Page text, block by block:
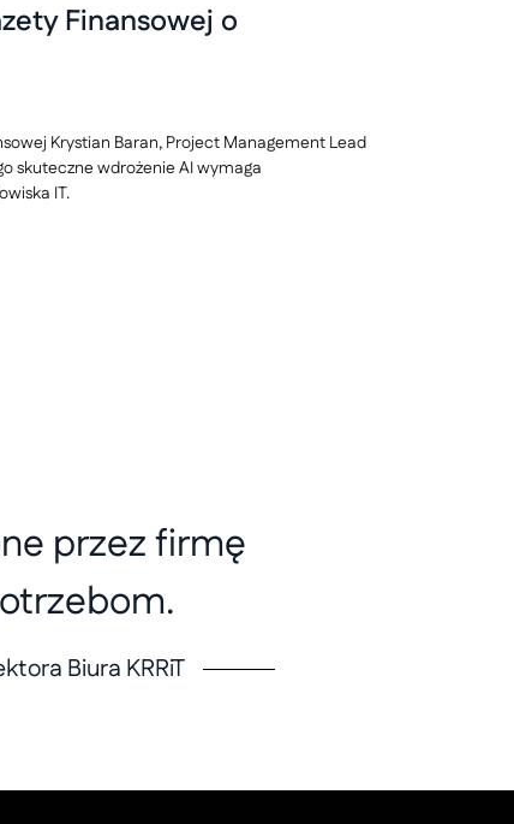
Finansowej o
Krystian Baran, Project Management Lead
skuteczne wdrożenie AI wymaga
IT.
przez firmę
Biura KRRiT